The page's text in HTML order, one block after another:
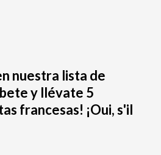
nuestra lista de
y llévate 5
francesas! ¡Oui, s'il